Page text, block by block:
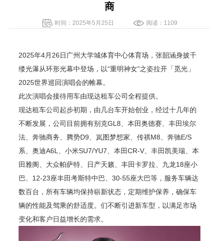
商
时间：2025年5月25日 阅读：1109
2025年4月26日广州大学城体育中心体育场， 张韶涵身披千
缕光瀑从环形光幕中登场，以“重明神女”之姿拉开「觅光」
2025世界巡回演唱会的帷幕。
此次演唱会接待用车由现达租车公司全程提供。
现达租车公司起步初期，由几台车开始创业，经过十几年的
不断发展，公司目前拥有别克GL8、本田奥德赛、丰田埃尔
法、奔驰商务、腾势D9、岚图梦想家、传祺M8、奔驰E/S
系、奥迪A6L、小米SU7/YU7、本田CR-V、丰田凯美瑞、本
田雅阁、大众帕萨特、日产天籁、丰田卡罗拉、九龙18座小
巴、12-23座丰田考斯特中巴、30-55座大巴等，服务车辆达
数百台，所有车辆均保持崭新状态，定期维护保养，确保车
辆的性能及驾乘的舒适度。们不断引进新车型，以满足市场
变化和客户日益增长的需求。